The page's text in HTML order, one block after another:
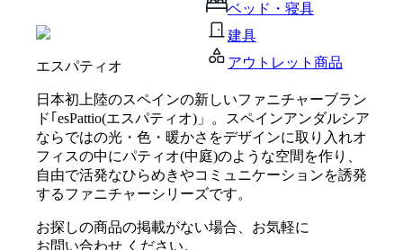
ベッド・寝具
建具
アウトレット商品
エスパティオ
日本初上陸のスペインの新しいファニチャーブラン
ド｢esPattio(エスパティオ)」。スペインアンダルシア
ならではの光・色・暖かさをデザインに取り入れオ
フィスの中にパティオ(中庭)のような空間を作り、
自由で活発なひらめきやコミュニケーションを誘発
するファニチャーシリーズです。
お探しの商品の掲載がない場合、お気軽に
お問い合わせ ください。